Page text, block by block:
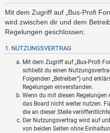
Mit dem Zugriff auf „Bus-Profi
wird zwischen dir und dem
Regelungen geschlossen:
1. NUTZUNGSVERTRAG
Mit dem Zugriff auf „Bus-Profi
schließt du einen
Folgenden „Betreiber“) und
Regelungen einverstanden.
Wenn du mit diesen
das Board nicht weiter nutzen.
die an dieser Stelle
Der Nutzungsvertrag wird auf
von beiden Seiten ohne